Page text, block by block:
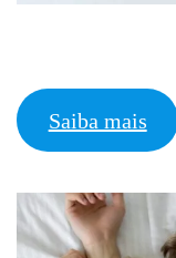
Saiba mais